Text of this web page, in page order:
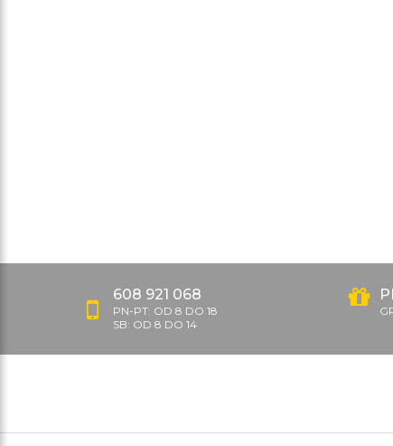
608 921 068
PN-PT: OD 8 DO 18
SB: OD 8 DO 14